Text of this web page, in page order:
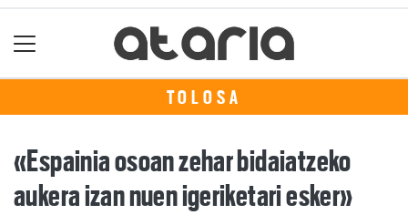
TOLOSA
«Espainia osoan zehar bidaiatzeko
aukera izan nuen igeriketari esker»